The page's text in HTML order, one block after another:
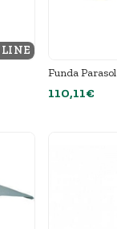
Funda Parasol
110,11€